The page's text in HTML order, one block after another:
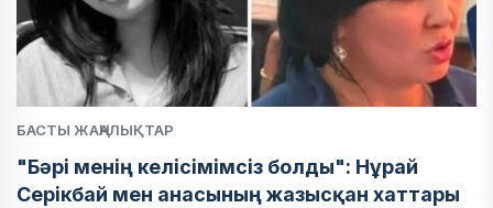
БАСТЫ ЖАҢАЛЫҚТАР
"Бәрі менің келісімімсіз болды": Нұрай
Серікбай мен анасының жазысқан хаттары